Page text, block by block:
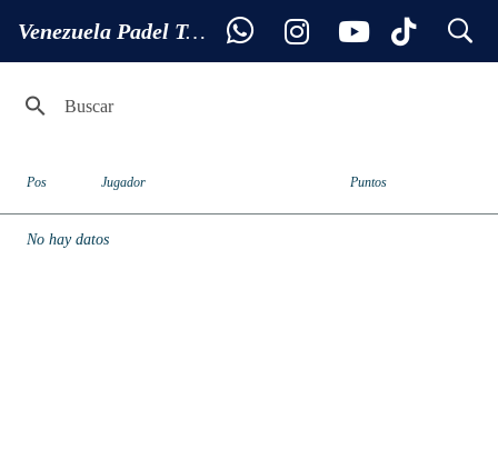
Venezuela Padel Tour search
Ranking 1ª MASCULINA
Pos Jugador Puntos
No hay datos